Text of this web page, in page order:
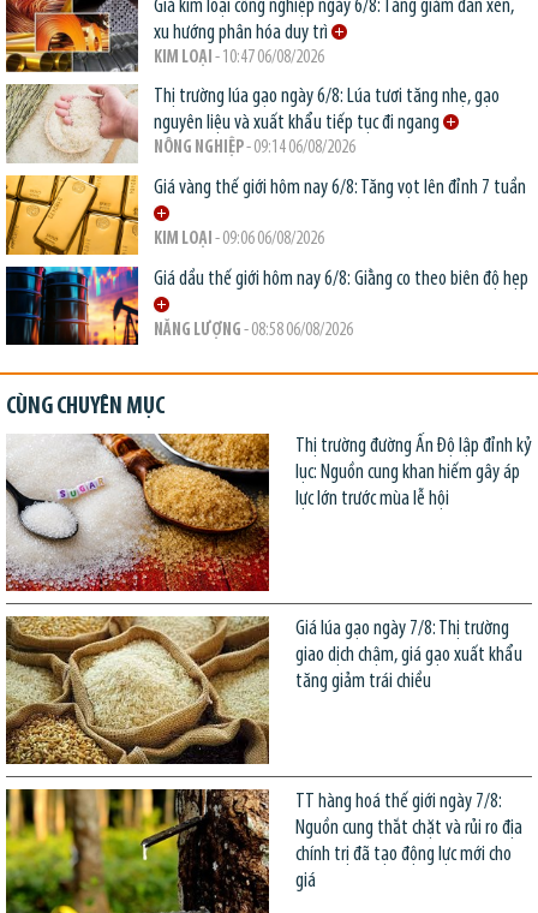
Giá kim loại công nghiệp ngày 6/8: Tăng giảm đan xen,
xu hướng phân hóa duy trì
KIM LOẠI - 10:47 06/08/2026
Thị trường lúa gạo ngày 6/8: Lúa tươi tăng nhẹ, gạo
nguyên liệu và xuất khẩu tiếp tục đi ngang
NÔNG NGHIỆP- 09:14 06/08/2026
Giá vàng thế giới hôm nay 6/8: Tăng vọt lên đỉnh 7 tuần
KIM LOẠI - 09:06 06/08/2026
Giá dầu thế giới hôm nay 6/8: Giằng co theo biên độ hẹp
NĂNG LƯỢNG - 08:58 06/08/2026
CÙNG CHUYÊN MỤC
Thị trường đường Ấn Độ lập đỉnh kỷ
lục: Nguồn cung khan hiếm gây áp
lực lớn trước mùa lễ hội
Giá lúa gạo ngày 7/8: Thị trường
giao dịch chậm, giá gạo xuất khẩu
tăng giảm trái chiều
TT hàng hoá thế giới ngày 7/8:
Nguồn cung thắt chặt và rủi ro địa
chính trị đã tạo động lực mới cho
giá